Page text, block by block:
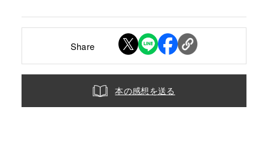
Share
本の感想を送る